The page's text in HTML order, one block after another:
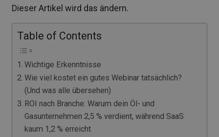
Dieser Artikel wird das ändern.
Table of Contents
Wichtige Erkenntnisse
Wie viel kostet ein gutes Webinar tatsächlich?
(Und was alle übersehen)
ROI nach Branche: Warum dein Öl- und
Gasunternehmen 2,5 % verdient, während SaaS
kaum 1,2 % erreicht